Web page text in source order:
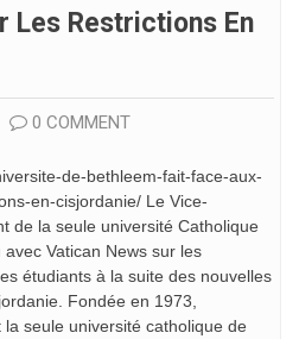
Les Restrictions En
0 COMMENT
de-bethleem-fait-face-aux-
en-cisjordanie/ Le Vice-
de la seule université Catholique
Vatican News sur les
étudiants à la suite des nouvelles
Fondée en 1973,
la seule université catholique de